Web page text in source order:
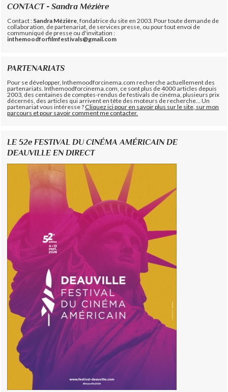
CONTACT - Sandra Mézière
Contact : Sandra Mézière , fondatrice du site en 2003. Pour toute demande de
collaboration, de partenariat, de services presse, ou pour tout envoi de
communiqué de presse ou d'invitation :
inthemoodforfilmfestivals@gmail.com
PARTENARIATS
Pour se développer, Inthemoodforcinema.com recherche actuellement des
partenariats. Inthemoodforcinema.com, ce sont plus de 4000 articles depuis
2003, des centaines de comptes-rendus de festivals de cinéma, plusieurs prix
décernés, des articles qui arrivent en tête des moteurs de recherche... Un
partenariat vous intéresse ?Cliquez ici pour en savoir plus sur le site, sur mon
parcours et pour savoir comment me contacter.
LE 52e FESTIVAL DU CINÉMA AMÉRICAIN DE
DEAUVILLE EN DIRECT